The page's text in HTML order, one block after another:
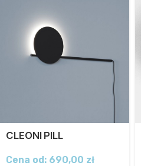
CLEONI PILL
Cena od: 690,00 zł